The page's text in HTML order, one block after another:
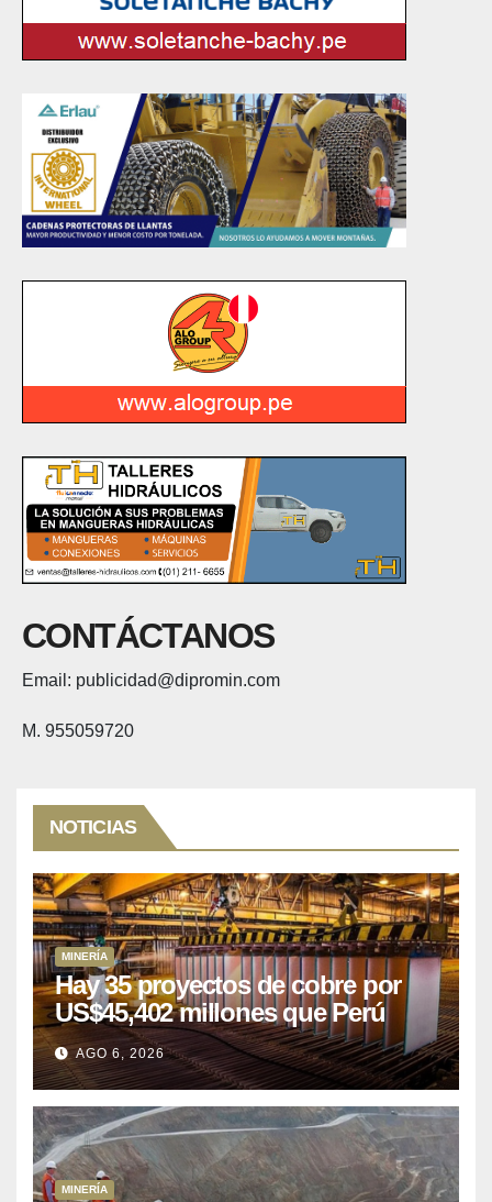
CONTÁCTANOS
Email: publicidad@dipromin.com
M. 955059720
NOTICIAS
MINERÍA
Hay 35 proyectos de cobre por
US$45,402 millones que Perú
puede aprovechar
AGO 6, 2026
MINERÍA